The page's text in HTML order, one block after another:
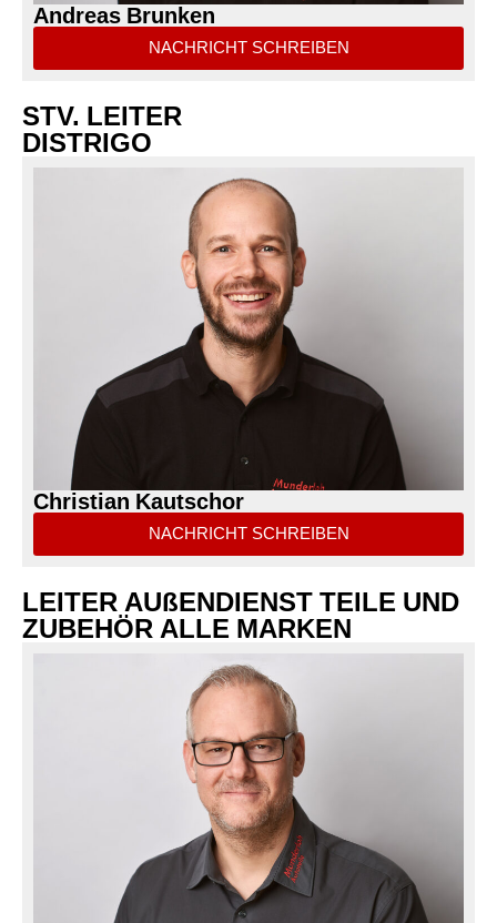
Andreas Brunken
NACHRICHT SCHREIBEN
STV. LEITER
DISTRIGO
Christian Kautschor
NACHRICHT SCHREIBEN
LEITER AUßENDIENST TEILE UND
ZUBEHÖR ALLE MARKEN